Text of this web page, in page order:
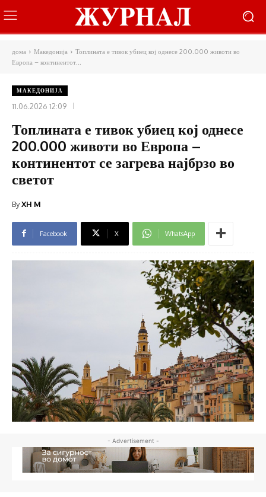
дома Македонија
Топлината е тивок убиец кој однесе 200.000 животи во
Европа – континентот...
МАКЕДОНИЈА
11.06.2026 12:09
Топлината е тивок убиец кој однесе
200.000 животи во Европа –
континентот се загрева најбрзо во
светот
ByXH M
Facebook X WhatsApp
- Advertisement -